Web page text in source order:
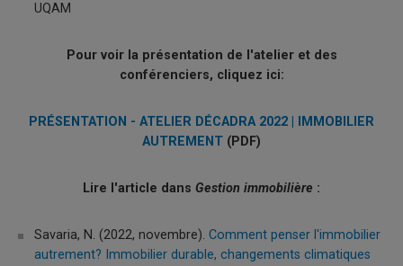
UQAM
Pour voir la présentation de l'atelier et des
conférenciers, cliquez ici:
PRÉSENTATION - ATELIER DÉCADRA 2022 | IMMOBILIER
AUTREMENT (PDF)
Lire l'article dans Gestion immobilière :
Savaria, N. (2022, novembre). Comment penser l'immobilier
autrement? Immobilier durable, changements climatiques